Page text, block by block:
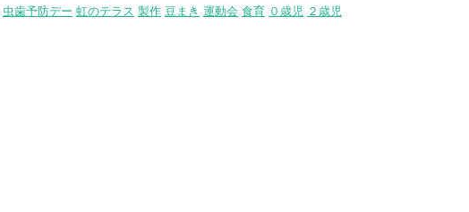
虫歯予防デー 虹のテラス 製作 豆まき 運動会 食育 ０歳児 ２歳児